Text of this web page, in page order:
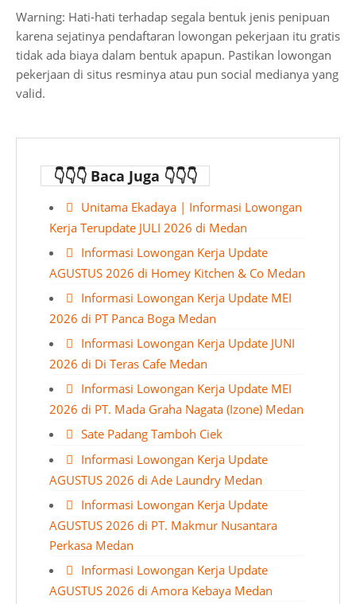
Warning: Hati-hati terhadap segala bentuk jenis penipuan
karena sejatinya pendaftaran lowongan pekerjaan itu gratis
tidak ada biaya dalam bentuk apapun. Pastikan lowongan
pekerjaan di situs resminya atau pun social medianya yang
valid.
👇👇👇 Baca Juga 👇👇👇
Unitama Ekadaya | Informasi Lowongan
Kerja Terupdate JULI 2026 di Medan
Informasi Lowongan Kerja Update
AGUSTUS 2026 di Homey Kitchen & Co Medan
Informasi Lowongan Kerja Update MEI
2026 di PT Panca Boga Medan
Informasi Lowongan Kerja Update JUNI
2026 di Di Teras Cafe Medan
Informasi Lowongan Kerja Update MEI
2026 di PT. Mada Graha Nagata (Izone) Medan
Sate Padang Tamboh Ciek
Informasi Lowongan Kerja Update
AGUSTUS 2026 di Ade Laundry Medan
Informasi Lowongan Kerja Update
AGUSTUS 2026 di PT. Makmur Nusantara
Perkasa Medan
Informasi Lowongan Kerja Update
AGUSTUS 2026 di Amora Kebaya Medan